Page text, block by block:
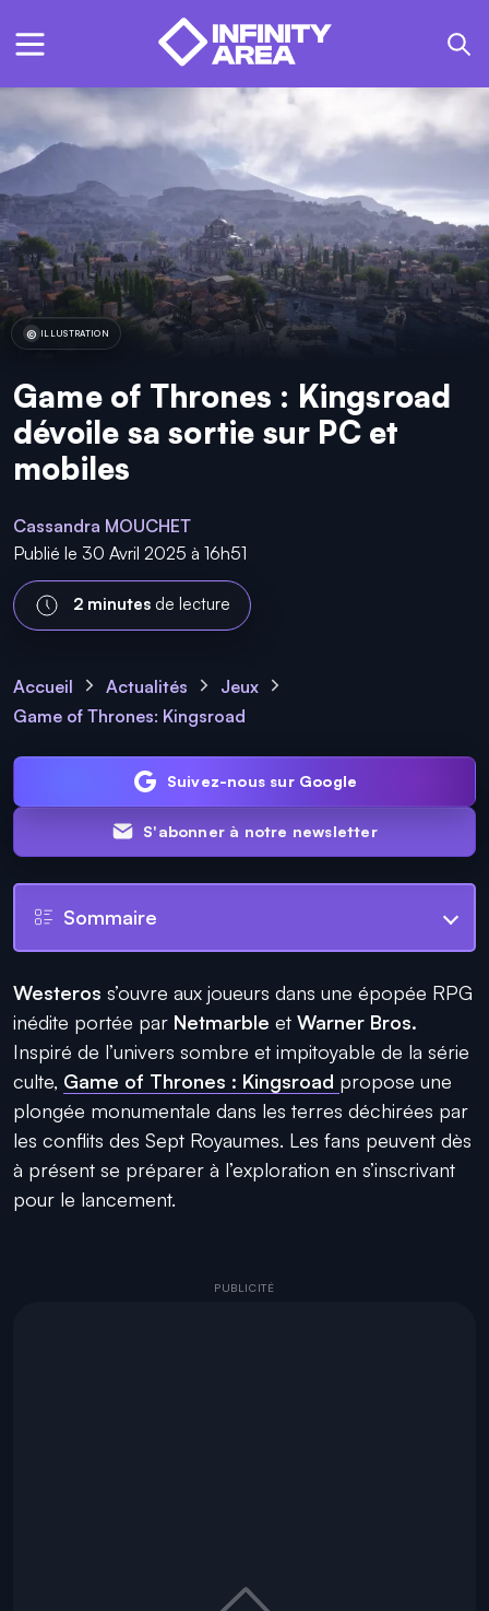
ILLUSTRATION
Game of Thrones : Kingsroad
dévoile sa sortie sur PC et
mobiles
Cassandra MOUCHET
Publié le 30 Avril 2025 à 16h51
2 minutes de lecture
Accueil Actualités
Jeux
Game of Thrones: Kingsroad
Suivez-nous sur Google
S'abonner à notre newsletter
Sommaire
Westeros s’ouvre aux joueurs dans une épopée RPG
inédite portée par Netmarble et Warner Bros.
Inspiré de l’univers sombre et impitoyable de la série
culte, Game of Thrones : Kingsroad propose une
plongée monumentale dans les terres déchirées par
les conflits des Sept Royaumes. Les fans peuvent dès
à présent se préparer à l’exploration en s’inscrivant
pour le lancement.